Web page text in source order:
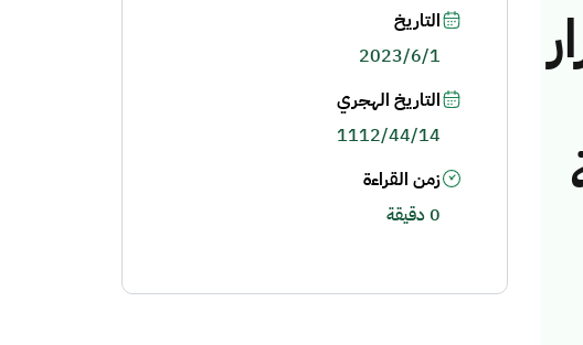
التاريخ
2023/6/1
التاريخ الهجري
1112/44/14
زمن القراءة
0 دقيقة